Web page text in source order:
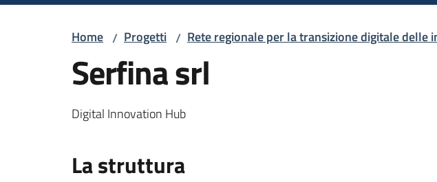
Home / Progetti / Rete regionale per la transizione digitale delle
Serfina srl
Digital Innovation Hub
La struttura